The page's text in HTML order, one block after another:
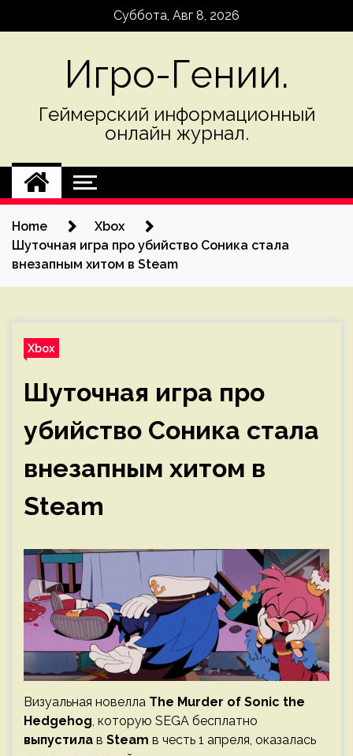
Суббота, Авг 8, 2026
Игро-Гении.
Геймерский информационный
онлайн журнал.
Home
Xbox
Шуточная игра про убийство Соника стала
внезапным хитом в Steam
Xbox
Шуточная игра про
убийство Соника стала
внезапным хитом в
Steam
Визуальная новелла The Murder of Sonic the
Hedgehog, которую SEGA бесплатно
выпустила в Steam в честь 1 апреля, оказалась